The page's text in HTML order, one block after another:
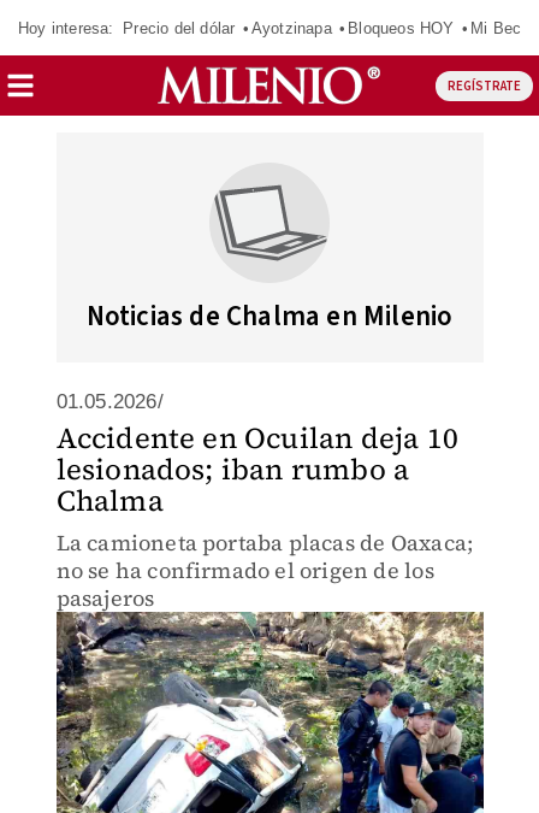
Hoy interesa: Precio del dólar Ayotzinapa Bloqueos HOY Mi Beca
REGÍSTRATE
Noticias de Chalma en Milenio
01.05.2026/
Accidente en Ocuilan deja 10
lesionados; iban rumbo a
Chalma
La camioneta portaba placas de Oaxaca;
no se ha confirmado el origen de los
pasajeros